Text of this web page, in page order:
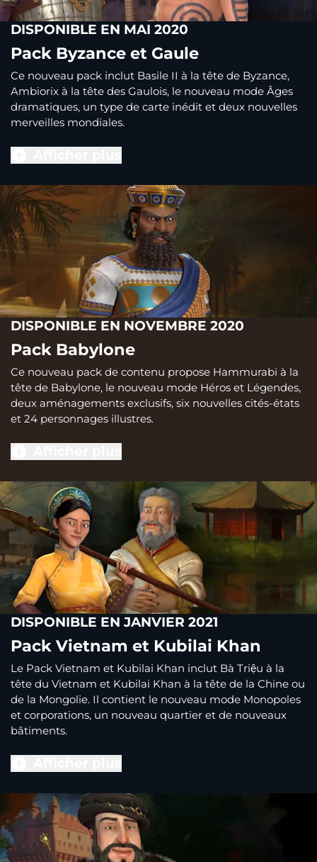
DISPONIBLE EN MAI 2020
Pack Byzance et Gaule
Ce nouveau pack inclut Basile II à la tête de Byzance,
Ambiorix à la tête des Gaulois, le nouveau mode Âges
dramatiques, un type de carte inédit et deux nouvelles
merveilles mondiales.
DISPONIBLE EN NOVEMBRE 2020
Pack Babylone
Ce nouveau pack de contenu propose Hammurabi à la
tête de Babylone, le nouveau mode Héros et Légendes,
deux aménagements exclusifs, six nouvelles cités-états
et 24 personnages illustres.
DISPONIBLE EN JANVIER 2021
Pack Vietnam et Kubilai Khan
Le Pack Vietnam et Kubilai Khan inclut Bà Triệu à la
tête du Vietnam et Kubilai Khan à la tête de la Chine ou
de la Mongolie. Il contient le nouveau mode Monopoles
et corporations, un nouveau quartier et de nouveaux
bâtiments.